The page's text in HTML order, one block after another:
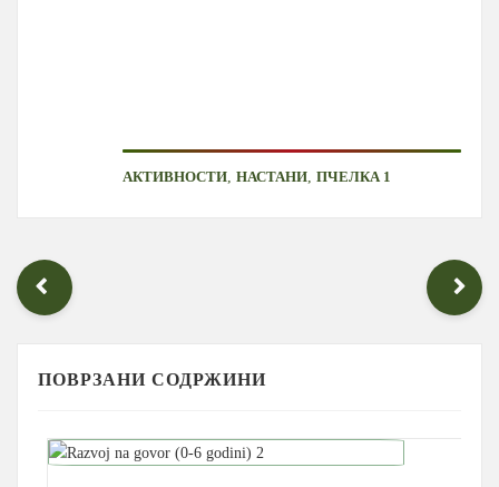
АКТИВНОСТИ ,НАСТАНИ ,ПЧЕЛКА 1
ПОВРЗАНИ СОДРЖИНИ